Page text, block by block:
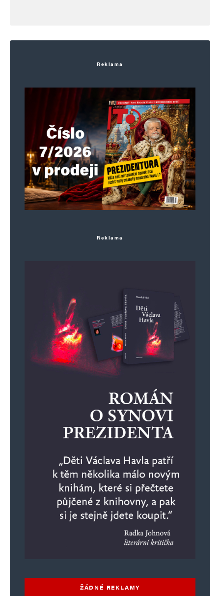
Reklama
Reklama
ŽÁDNÉ REKLAMY